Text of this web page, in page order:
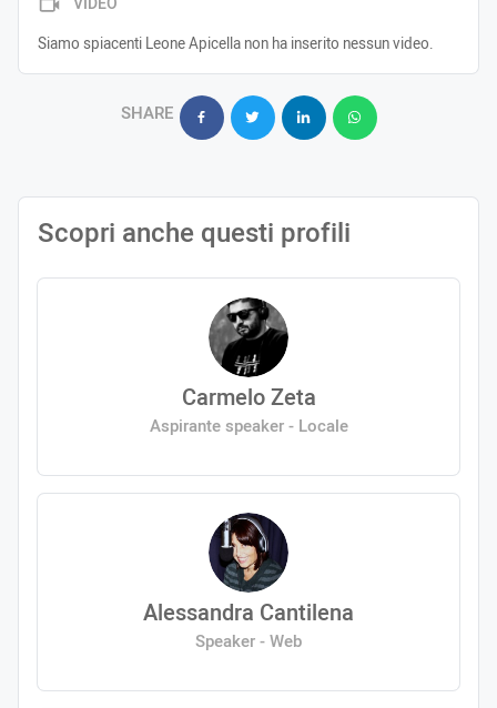
Siamo spiacenti Leone Apicella non ha inserito nessun video.
SHARE
Scopri anche questi profili
Carmelo Zeta
Aspirante speaker - Locale
Alessandra Cantilena
Speaker - Web